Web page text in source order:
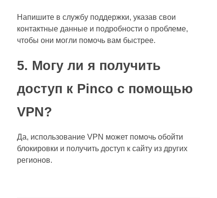
Напишите в службу поддержки, указав свои
контактные данные и подробности о проблеме,
чтобы они могли помочь вам быстрее.
5. Могу ли я получить
доступ к Pinco с помощью
VPN?
Да, использование VPN может помочь обойти
блокировки и получить доступ к сайту из других
регионов.